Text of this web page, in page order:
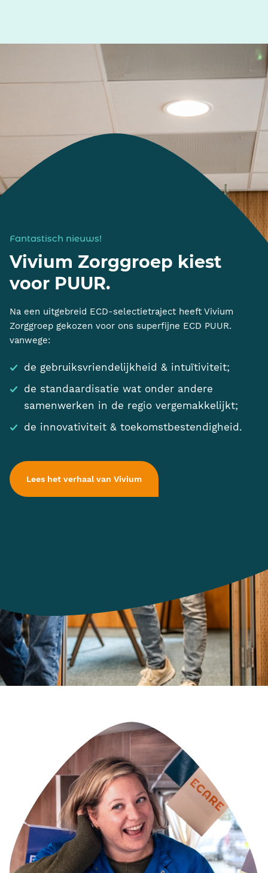
Fantastisch nieuws!
Vivium Zorggroep kiest
voor PUUR.
Na een uitgebreid ECD-selectietraject heeft Vivium
Zorggroep gekozen voor ons superfijne ECD PUUR.
vanwege:
de gebruiksvriendelijkheid & intuïtiviteit;
de standaardisatie wat onder andere
samenwerken in de regio vergemakkelijkt;
de innovativiteit & toekomstbestendigheid.
Lees het verhaal van Vivium